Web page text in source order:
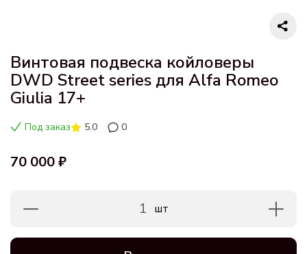
Винтовая подвеска койловеры
DWD Street series для Alfa Romeo
Giulia 17+
Под заказ 5.0 0
70 000 ₽
1 шт